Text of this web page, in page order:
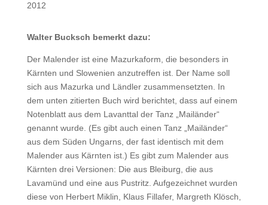
2012
Walter Bucksch bemerkt dazu:
Der Malender ist eine Mazurkaform, die besonders in
Kärnten und Slowenien anzutreffen ist. Der Name soll
sich aus Mazurka und Ländler zusammensetzten. In
dem unten zitierten Buch wird berichtet, dass auf einem
Notenblatt aus dem Lavanttal der Tanz „Mailänder“
genannt wurde. (Es gibt auch einen Tanz „Mailänder“
aus dem Süden Ungarns, der fast identisch mit dem
Malender aus Kärnten ist.) Es gibt zum Malender aus
Kärnten drei Versionen: Die aus Bleiburg, die aus
Lavamünd und eine aus Pustritz. Aufgezeichnet wurden
diese von Herbert Miklin, Klaus Fillafer, Margreth Klösch,